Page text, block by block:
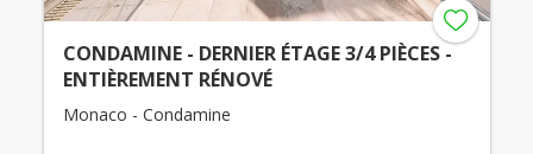
CONDAMINE - DERNIER ÉTAGE 3/4 PIÈCES -
ENTIÈREMENT RÉNOVÉ
Monaco - Condamine